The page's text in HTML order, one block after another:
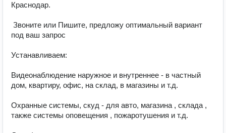
Краснодар.
под ваш запрос
Устанавливаем:
Видеонаблюдение наружное и внутреннее - в частный
дом, квартиру, офис, на склад, в магазины и т.д.
Охранные системы, скуд - для авто, магазина , склада ,
также системы оповещения , пожаротушения и т.д.